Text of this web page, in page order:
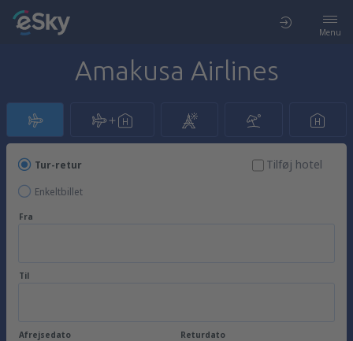
Menu
Amakusa Airlines
Tur-retur
Enkeltbillet
Tilføj hotel
Fra
Til
Afrejsedato Returdato